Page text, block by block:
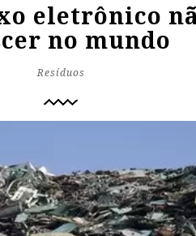
eletrônico
no mundo
Resíduos